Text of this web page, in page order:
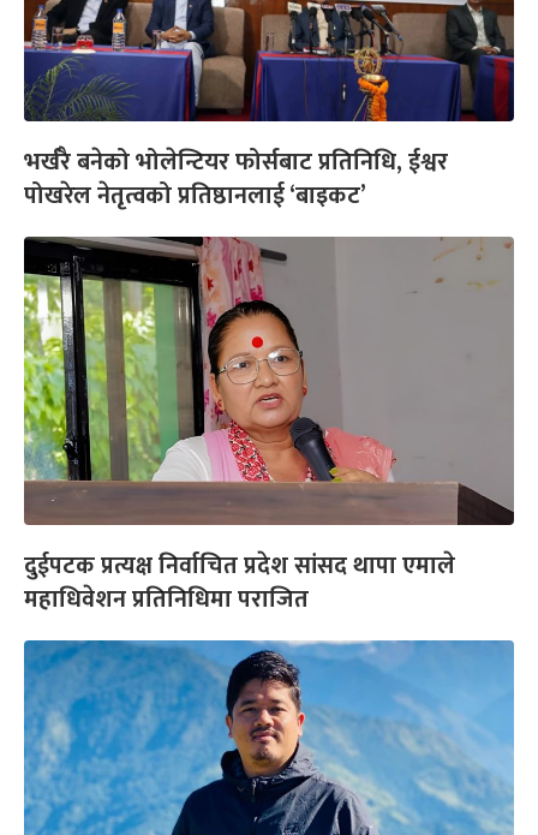
भर्खरै बनेको भोलेन्टियर फोर्सबाट प्रतिनिधि, ईश्वर
पोखरेल नेतृत्वको प्रतिष्ठानलाई ‘बाइकट’
दुईपटक प्रत्यक्ष निर्वाचित प्रदेश सांसद थापा एमाले
महाधिवेशन प्रतिनिधिमा पराजित